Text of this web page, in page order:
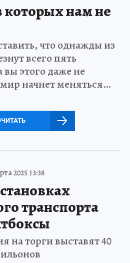
которых нам не
что однажды из
всего пять
вы этого даже не
начнет меняться…
2025 13:38
транспорта
на торги выставят 40